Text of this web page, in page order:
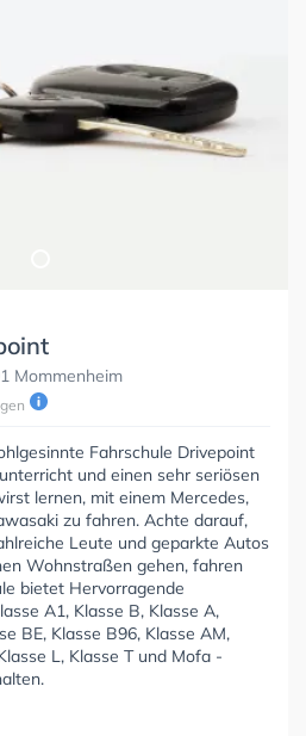
Mommenheim
Fahrschule Drivepoint
und einen sehr seriösen
lernen, mit einem Mercedes,
zu fahren. Achte darauf,
Leute und geparkte Autos
Wohnstraßen gehen, fahren
bietet Hervorragende
A1, Klasse B, Klasse A,
BE, Klasse B96, Klasse AM,
L, Klasse T und Mofa -